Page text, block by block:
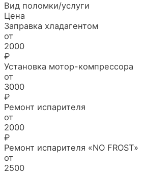
Вид поломки/услуги
Цена
Заправка хладагентом
от
2000
₽
Установка мотор-компрессора
от
3000
₽
Ремонт испарителя
от
2000
₽
Ремонт испарителя «NO FROST»
от
2500